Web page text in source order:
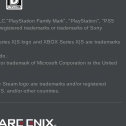
Family Mark", "PlayStation", "PS5
trademarks or trademarks of Sony
X|S logo and XBOX Series X|S are trademarks
trademark of Microsoft Corporation in the United
logo are trademarks and/or registered
and/or other countries.